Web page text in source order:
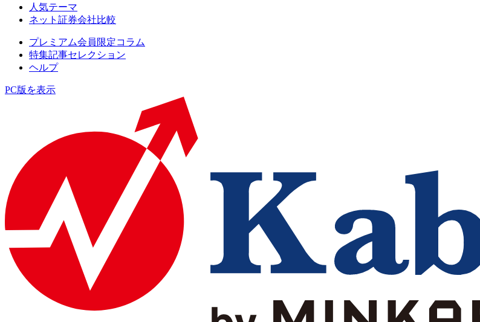
人気テーマ
ネット証券会社比較
プレミアム会員限定コラム
特集記事セレクション
ヘルプ
PC版を表示